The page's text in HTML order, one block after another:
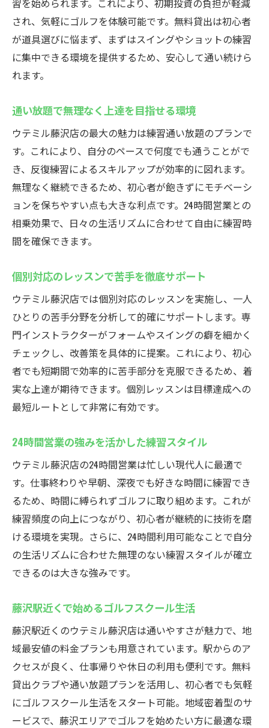
習を始められます。これにより、初期投資の負担が軽減
され、気軽にゴルフを体験可能です。無料貸出は初心者
が道具選びに悩まず、まずはスイングやショットの練習
に集中できる環境を提供するため、安心して通い続けら
れます。
通い放題で無理なく上達を目指せる環境
ウテミル藤沢店の最大の魅力は練習通い放題のプランで
す。これにより、自分のペースで何度でも通うことがで
き、反復練習によるスキルアップが効率的に図れます。
無理なく継続できるため、初心者が飽きずにモチベーシ
ョンを保ちやすい点も大きな利点です。24時間営業との
相乗効果で、日々の生活リズムに合わせて自由に練習時
間を確保できます。
個別対応のレッスンで苦手を徹底サポート
ウテミル藤沢店では個別対応のレッスンを実施し、一人
ひとりの苦手分野を分析して的確にサポートします。専
門インストラクターがフォームやスイングの癖を細かく
チェックし、改善策を具体的に提案。これにより、初心
者でも短期間で効率的に苦手部分を克服できるため、着
実な上達が期待できます。個別レッスンは目標達成への
最短ルートとして非常に有効です。
24時間営業の強みを活かした練習スタイル
ウテミル藤沢店の24時間営業は忙しい現代人に最適で
す。仕事終わりや早朝、深夜でも好きな時間に練習でき
るため、時間に縛られずゴルフに取り組めます。これが
練習頻度の向上につながり、初心者が継続的に技術を磨
ける環境を実現。さらに、24時間利用可能なことで自分
の生活リズムに合わせた無理のない練習スタイルが確立
できるのは大きな強みです。
藤沢駅近くで始めるゴルフスクール生活
藤沢駅近くのウテミル藤沢店は通いやすさが魅力で、地
域最安値の料金プランも用意されています。駅からのア
クセスが良く、仕事帰りや休日の利用も便利です。無料
貸出クラブや通い放題プランを活用し、初心者でも気軽
にゴルフスクール生活をスタート可能。地域密着型のサ
ービスで、藤沢エリアでゴルフを始めたい方に最適な環